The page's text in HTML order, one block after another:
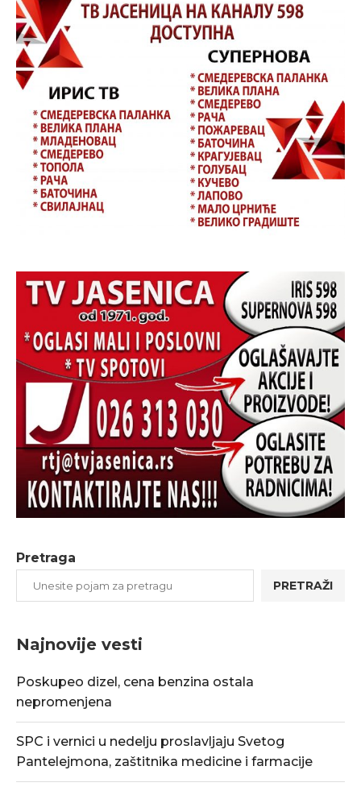
Pretraga
PRETRAŽI
Najnovije vesti
Poskupeo dizel, cena benzina ostala
nepromenjena
SPC i vernici u nedelju proslavljaju Svetog
Pantelejmona, zaštitnika medicine i farmacije